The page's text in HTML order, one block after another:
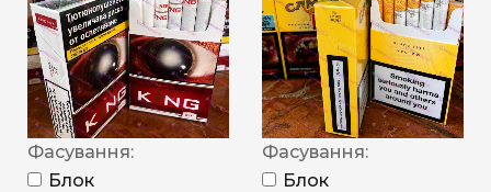
Фасування:
Блок
Фасування:
Блок